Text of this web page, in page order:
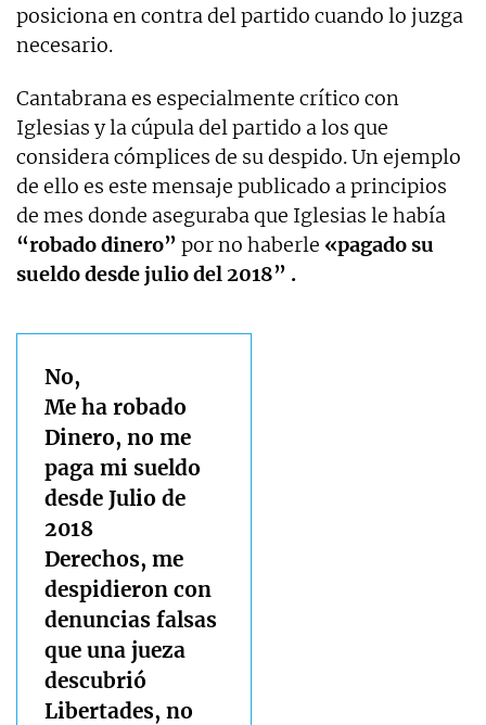
posiciona en contra del partido cuando lo juzga
necesario.
Cantabrana es especialmente crítico con
Iglesias y la cúpula del partido a los que
considera cómplices de su despido. Un ejemplo
de ello es este mensaje publicado a principios
de mes donde aseguraba que Iglesias le había
“robado dinero” por no haberle «pagado su
sueldo desde julio del 2018” .
No,
Me ha robado
Dinero, no me
paga mi sueldo
desde Julio de
2018
Derechos, me
despidieron con
denuncias falsas
que una jueza
descubrió
Libertades, no